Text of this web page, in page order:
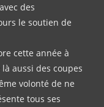
des
le soutien de
cette année à
aussi des coupes
volonté de ne
tous ses